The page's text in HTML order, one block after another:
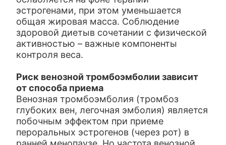
эстрогенами, при этом уменьшается
общая жировая масса. Соблюдение
здоровой диетыв сочетании с физической
активностью – важные компоненты
контроля веса.
Риск венозной тромбоэмболии зависит
от способа приема
Венозная тромбоэмболия (тромбоз
глубоких вен, легочная эмболия) является
побочным эффектом при приеме
пероральных эстрогенов (через рот) в